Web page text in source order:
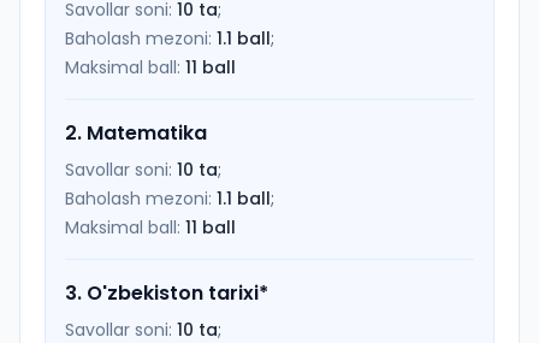
Savollar soni: 10 ta;
Baholash mezoni: 1.1 ball;
Maksimal ball: 11 ball
2. Matematika
Savollar soni: 10 ta;
Baholash mezoni: 1.1 ball;
Maksimal ball: 11 ball
3. O'zbekiston tarixi*
Savollar soni: 10 ta;